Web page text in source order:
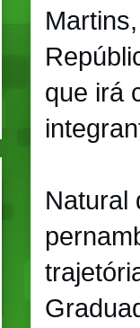
que irá
Natural